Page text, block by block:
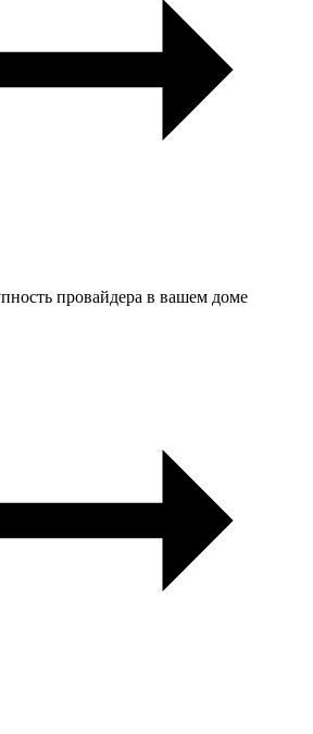
провайдера в вашем доме